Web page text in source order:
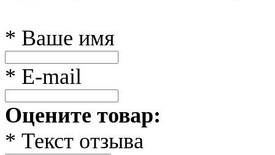
* Ваше имя
* E-mail
Оцените товар:
* Текст отзыва